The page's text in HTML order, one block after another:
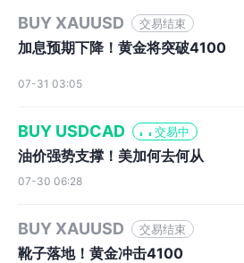
BUY XAUUSD 交易结束
加息预期下降！黄金将突破4100
07-31 03:05
BUY USDCAD 交易中
油价强势支撑！美加何去何从
07-30 06:28
BUY XAUUSD 交易结束
靴子落地！黄金冲击4100